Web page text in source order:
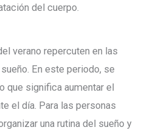
del cuerpo.
verano repercuten en las
En este periodo, se
que significa aumentar el
el día. Para las personas
una rutina del sueño y